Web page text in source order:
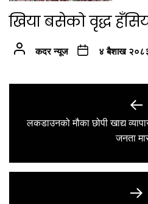
खिया बसेको वृद्ध
कदर न्यूज ४ बैशाख
navigation
लकडाउनको मौका छोपी खाद्य
जनता